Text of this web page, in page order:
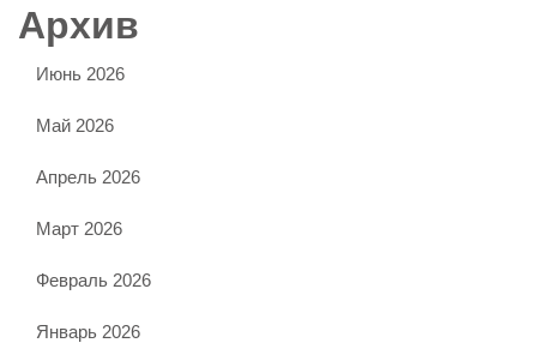
Архив
Июнь 2026
Май 2026
Апрель 2026
Март 2026
Февраль 2026
Январь 2026